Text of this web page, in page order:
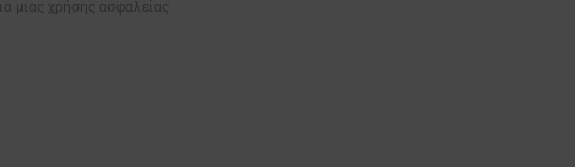
μιας χρήσης ασφαλείας